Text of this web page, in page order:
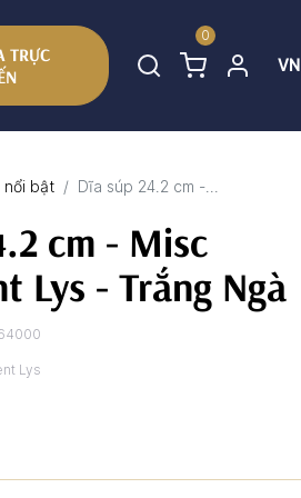
TRỰC
0
VN
nổi bật Dĩa súp 24.2 cm -...
cm - Misc
Lys - Trắng Ngà
Lys